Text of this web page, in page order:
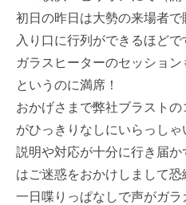
初日の昨日は大勢の来場者
入り口に行列ができるほど
ガラスヒーターのセッショ
というのに満席！
おかげさまで弊社ブラスト
がひっきりなしにいらっし
説明や対応が十分に行き届
はご迷惑をおかけしまして恐
一日喋りっぱなしで声がガ